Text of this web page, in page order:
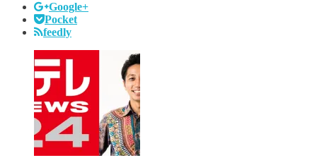
Google+
Pocket
feedly